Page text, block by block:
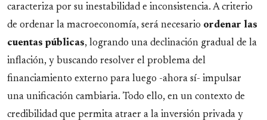
caracteriza por su inestabilidad e inconsistencia. A criterio
de ordenar la macroeconomía, será necesario ordenar las
cuentas públicas, logrando una declinación gradual de la
inflación, y buscando resolver el problema del
financiamiento externo para luego -ahora sí- impulsar
una unificación cambiaria. Todo ello, en un contexto de
credibilidad que permita atraer a la inversión privada y